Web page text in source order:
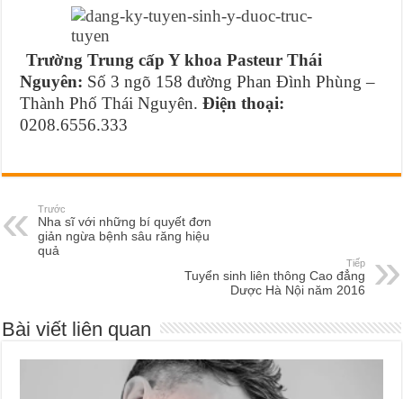
Trường Trung cấp Y khoa Pasteur Thái
Nguyên: Số 3 ngõ 158 đường Phan Đình Phùng –
Thành Phố Thái Nguyên.Điện thoại:
0208.6556.333
Trước
Nha sĩ với những bí quyết đơn
giản ngừa bệnh sâu răng hiệu
quả
Tiếp
Tuyển sinh liên thông Cao đẳng
Dược Hà Nội năm 2016
Bài viết liên quan